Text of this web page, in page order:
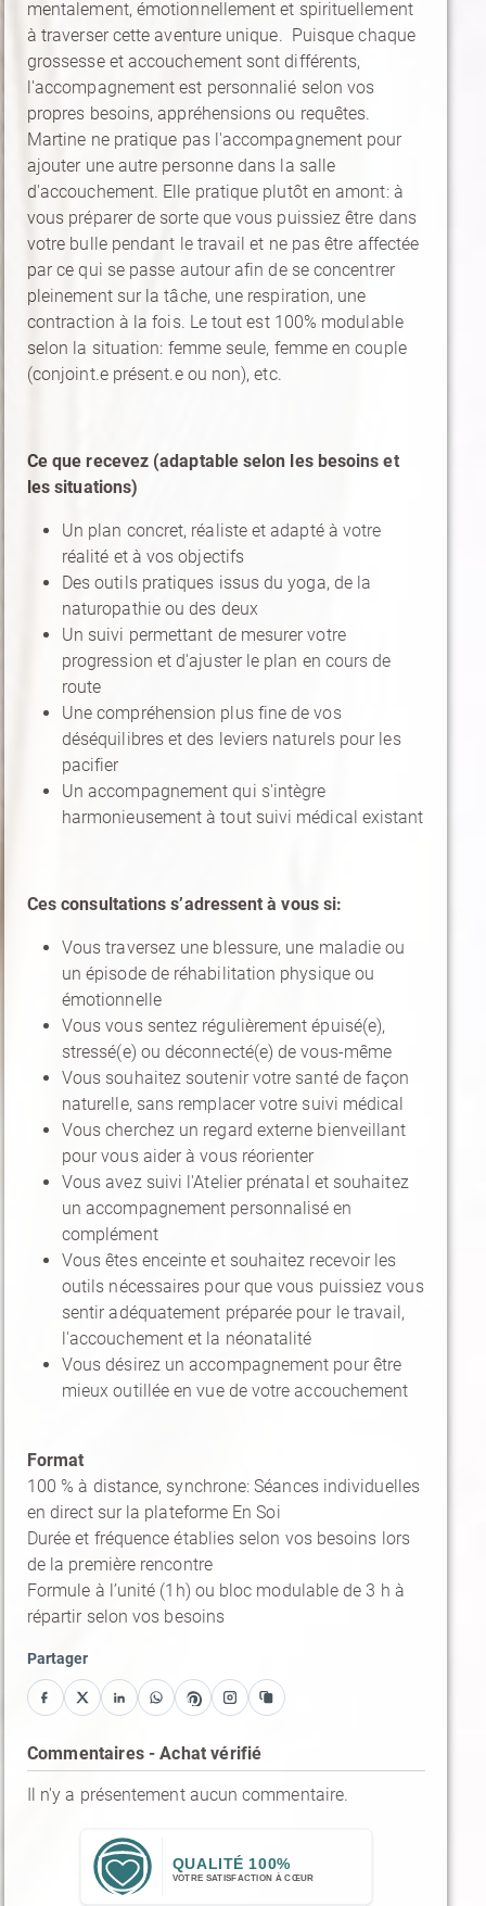
mentalement, émotionnellement et spirituellement
à traverser cette aventure unique. Puisque chaque
grossesse et accouchement sont différents,
l'accompagnement est personnalié selon vos
propres besoins, appréhensions ou requêtes.
Martine ne pratique pas l'accompagnement pour
ajouter une autre personne dans la salle
d'accouchement. Elle pratique plutôt en amont: à
vous préparer de sorte que vous puissiez être dans
votre bulle pendant le travail et ne pas être affectée
par ce qui se passe autour afin de se concentrer
pleinement sur la tâche, une respiration, une
contraction à la fois. Le tout est 100% modulable
selon la situation: femme seule, femme en couple
(conjoint.e présent.e ou non), etc.
Ce que recevez (adaptable selon les besoins et
les situations)
Un plan concret, réaliste et adapté à votre
réalité et à vos objectifs
Des outils pratiques issus du yoga, de la
naturopathie ou des deux
Un suivi permettant de mesurer votre
progression et d'ajuster le plan en cours de
route
Une compréhension plus fine de vos
déséquilibres et des leviers naturels pour les
pacifier
Un accompagnement qui s'intègre
harmonieusement à tout suivi médical existant
Ces consultations s’adressent à vous si:
Vous traversez une blessure, une maladie ou
un épisode de réhabilitation physique ou
émotionnelle
Vous vous sentez régulièrement épuisé(e),
stressé(e) ou déconnecté(e) de vous-même
Vous souhaitez soutenir votre santé de façon
naturelle, sans remplacer votre suivi médical
Vous cherchez un regard externe bienveillant
pour vous aider à vous réorienter
Vous avez suivi l'Atelier prénatal et souhaitez
un accompagnement personnalisé en
complément
Vous êtes enceinte et souhaitez recevoir les
outils nécessaires pour que vous puissiez vous
sentir adéquatement préparée pour le travail,
l'accouchement et la néonatalité
Vous désirez un accompagnement pour être
mieux outillée en vue de votre accouchement
Format
100 % à distance, synchrone: Séances individuelles
en direct sur la plateforme En Soi
Durée et fréquence établies selon vos besoins lors
de la première rencontre
Formule à l’unité (1h) ou bloc modulable de 3 h à
répartir selon vos besoins
Partager
Facebook
X LinkedInWhatsApp
PinterestInstagramCopier le lien
Commentaires - Achat vérifié
Il n'y a présentement aucun commentaire.